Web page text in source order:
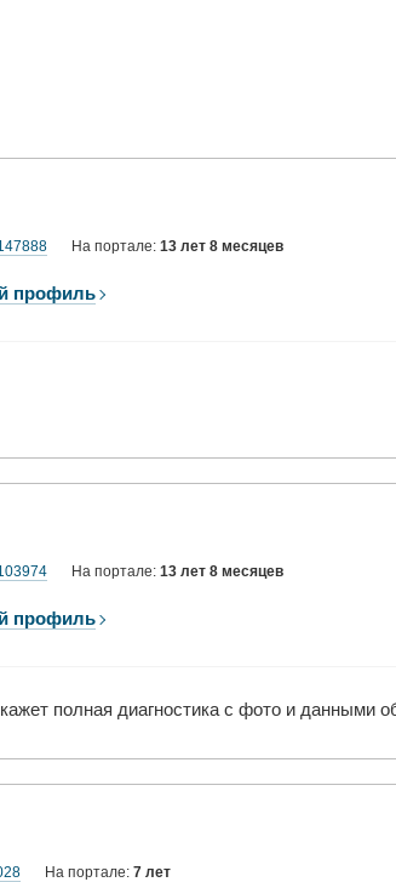
На портале: 13 лет 8 месяцев
профиль
На портале: 13 лет 8 месяцев
профиль
полная диагностика с фото и данными
На портале: 7 лет